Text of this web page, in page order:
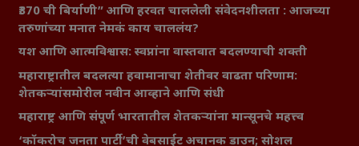
₹370 ची बिर्याणी” आणि हरवत चाललेली संवेदनशीलता : आजच्या
तरुणांच्या मनात नेमकं काय चाललंय?
यश आणि आत्मविश्वास: स्वप्नांना वास्तवात बदलण्याची शक्ती
महाराष्ट्रातील बदलत्या हवामानाचा शेतीवर वाढता परिणाम:
शेतकऱ्यांसमोरील नवीन आव्हाने आणि संधी
महाराष्ट्र आणि संपूर्ण भारतातील शेतकऱ्यांना मान्सूनचे महत्त्व
‘कॉकरोच जनता पार्टी’ची वेबसाईट अचानक डाउन; सोशल